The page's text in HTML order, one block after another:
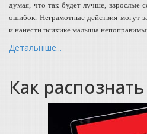
думая, что так будет лучше, взрослые
ошибок. Неграмотные действия могут
и нанести психике малыша
Детальніше...
Как